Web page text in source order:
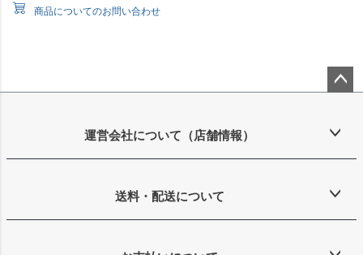
商品についてのお問い合わせ
ップ
運営会社について（店舗情報）
送料・配送について